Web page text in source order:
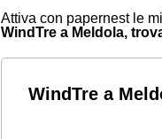
Attiva con papernest le
WindTre a Meldola,
WindTre a